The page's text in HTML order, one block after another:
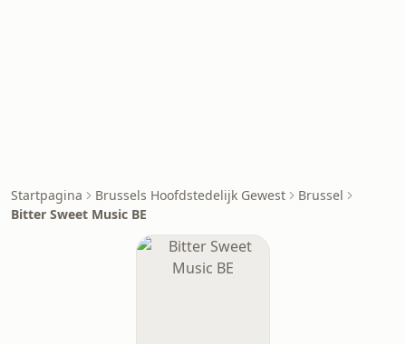
Startpagina Brussels Hoofdstedelijk Gewest
Brussel
Bitter Sweet Music BE